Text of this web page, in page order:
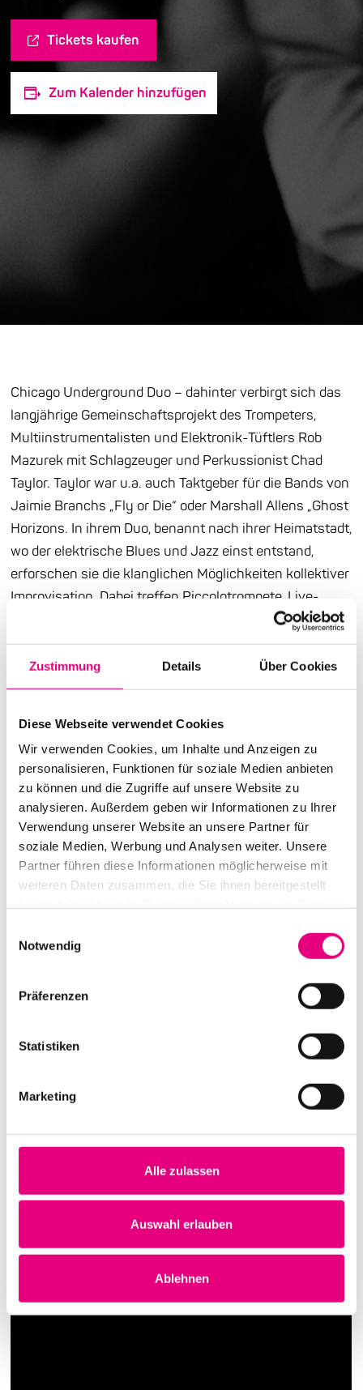
Zustimmung Details Über Cookies
Diese Webseite verwendet Cookies
Wir verwenden Cookies, um Inhalte und Anzeigen zu
personalisieren, Funktionen für soziale Medien anbieten
zu können und die Zugriffe auf unsere Website zu
analysieren. Außerdem geben wir Informationen zu Ihrer
Verwendung unserer Website an unsere Partner für
soziale Medien, Werbung und Analysen weiter. Unsere
Partner führen diese Informationen möglicherweise mit
weiteren Daten zusammen, die Sie ihnen bereitgestellt
Notwendig
Präferenzen
Statistiken
Marketing
Alle zulassen
Auswahl erlauben
Ablehnen
Tickets kaufen
Zum Kalender hinzufügen
Chicago Underground Duo – dahinter verbirgt sich das
langjährige Gemeinschaftsprojekt des Trompeters,
Multiinstrumentalisten und Elektronik-Tüftlers Rob
Mazurek mit Schlagzeuger und Perkussionist Chad
Taylor. Taylor war u.a. auch Taktgeber für die Bands von
Jaimie Branchs „Fly or Die“ oder Marshall Allens „Ghost
Horizons. In ihrem Duo, benannt nach ihrer Heimatstadt,
wo der elektrische Blues und Jazz einst entstand,
erforschen sie die klanglichen Möglichkeiten kollektiver
Improvisation. Dabei treffen Piccolotrompete, Live-
Sampling und Modular-Synthesizer auf virtuos
geschichtete Rhythmus-Texturen. „Hyperglyph“ ist ihr
erstes Album seit „Locus“ vor 11 Jahren und das achte
des Chicagoer Duos, das sich vor fast dreißig Jahren
sind seinem 2010 verstorbenen Mentor Bill Dixon
gewidmet. Intensiv und berührend.